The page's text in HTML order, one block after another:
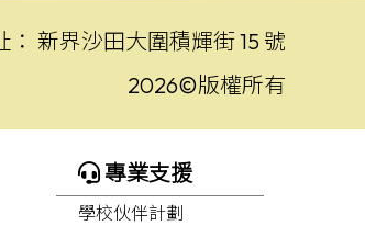
： 新界沙田大圍積輝街 15 號
2026©版權所有
專業支援
學校伙伴計劃